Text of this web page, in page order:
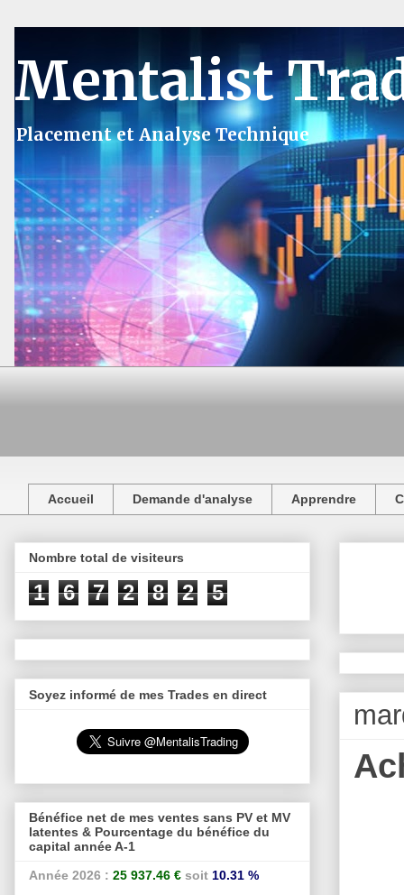
Mentalist
Placement et Analyse Technique
Accueil Demande d'analyse Apprendre
Nombre total de visiteurs
1 6 7 2 8 2 5
Soyez informé de mes Trades en direct
Bénéfice net de mes ventes sans PV et MV
latentes & Pourcentage du bénéfice du
capital année A-1
Année 2026 : 25 937.46 € soit 10.31 %